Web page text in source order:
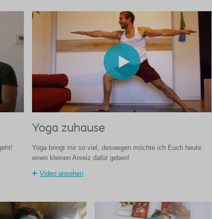
Yoga zuhause
Yoga bringt mir so viel, deswegen möchte ich Euch heute
einen kleinen Anreiz dafür geben!
Video ansehen